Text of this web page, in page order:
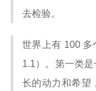
去检验。
世界上有 100 多
1.1）。第一类
长的动力和希望